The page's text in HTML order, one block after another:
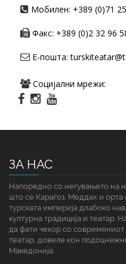
Мобилен: +389 (0)71
Факс: +389 (0)2 32 96
Е-пошта:
Социјални мрежи:
ЗА НАС
Напоредно со негувањето на
што се Караѓоз, Меддах и орта
турската империја длабоко
културна традиција и театар.
да фати чекор со
театар, довеле кон
Македонија.